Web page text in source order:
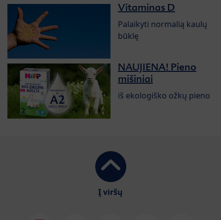
Vitaminas D
Palaikyti normalią kaulų
būklę
NAUJIENA! Pieno
mišiniai
iš ekologiško ožkų pieno
Į viršų